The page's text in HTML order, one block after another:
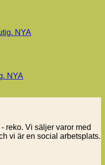
NYA
reko. Vi säljer varor med
vi är en social arbetsplats.